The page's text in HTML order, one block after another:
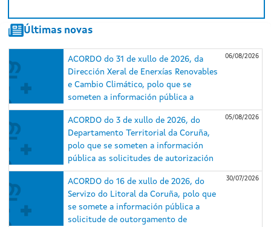
Últimas novas
ACORDO do 31 de xullo de 2026, da
Dirección Xeral de Enerxías Renovables
e Cambio Climático, polo que se
someten a información pública a
solicitude de autorización
administrativa previa e de construción
e o estudo de impacto ambiental (EsIA)
do proxecto do parque eólico
Repotenciación Serra da Loba e das
súas infraestruturas de evacuación,
nos concellos de Guitiriz e Xermade
(Lugo) e Aranga e Monfero (A Coruña)
(expediente IN408A 2025/018).
06/08/2026
ACORDO do 3 de xullo de 2026, do
Departamento Territorial da Coruña,
polo que se someten a información
pública as solicitudes de autorización
administrativa previa e de construción
e o estudo de impacto ambiental dos
proxectos do parque eólico
Repotenciación Barbanza I (expediente
IN408A 2025/007) e do parque eólico
05/08/2026
ACORDO do 16 de xullo de 2026, do
Servizo do Litoral da Coruña, polo que
se somete a información pública a
solicitude de outorgamento de
30/07/2026